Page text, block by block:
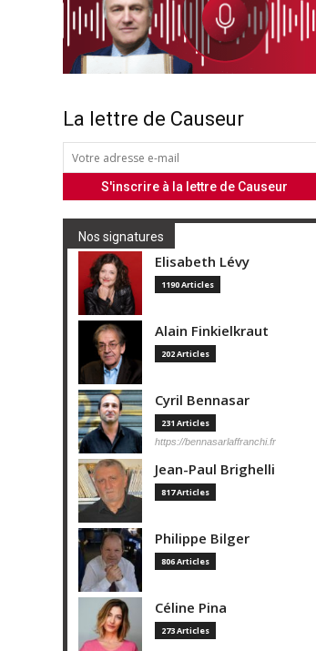
La lettre de Causeur
Nos signatures
Elisabeth Lévy
1190 Articles
Alain Finkielkraut
202 Articles
Cyril Bennasar
231 Articles
https://bennasarlaffranchi.fr
Jean-Paul Brighelli
817 Articles
Philippe Bilger
806 Articles
Céline Pina
273 Articles